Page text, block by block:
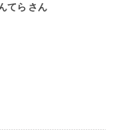
てら さん